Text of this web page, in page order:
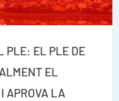
PLE: EL PLE DE
EL
APROVA LA